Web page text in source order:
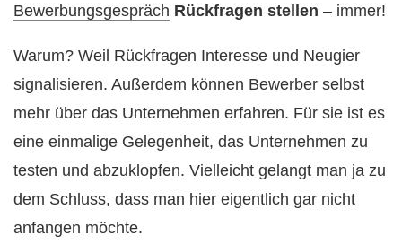
Bewerbungsgespräch Rückfragen stellen – immer!
Warum? Weil Rückfragen Interesse und Neugier
signalisieren. Außerdem können Bewerber selbst
mehr über das Unternehmen erfahren. Für sie ist es
eine einmalige Gelegenheit, das Unternehmen zu
testen und abzuklopfen. Vielleicht gelangt man ja zu
dem Schluss, dass man hier eigentlich gar nicht
anfangen möchte.